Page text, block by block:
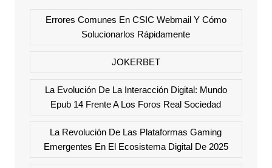
Errores Comunes En CSIC Webmail Y Cómo
Solucionarlos Rápidamente
JOKERBET
La Evolución De La Interacción Digital: Mundo
Epub 14 Frente A Los Foros Real Sociedad
La Revolución De Las Plataformas Gaming
Emergentes En El Ecosistema Digital De 2025